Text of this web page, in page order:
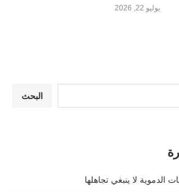
يوليو 22, 2026
البحث